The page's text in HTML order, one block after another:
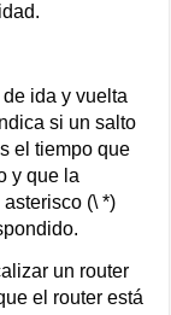
ida y vuelta
si un salto
el tiempo que
y que la
(\ *)
un router
el router está